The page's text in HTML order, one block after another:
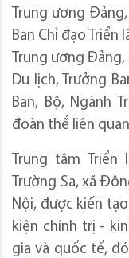
Trung ương
Ban Chỉ đạo Triển
Trung ương
Du lịch, Trưởng
Ban, Bộ, Ngành
đoàn thể liên
Trung tâm
Trường Sa, xã
Nội, được kiến
kiện chính trị -
gia và quốc tế,